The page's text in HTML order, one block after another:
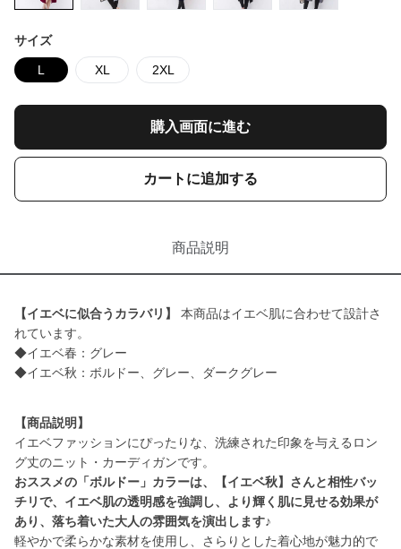
サイズ
L XL 2XL
購入画面に進む
カートに追加する
商品説明
【イエベに似合うカラバリ】
本商品はイエベ肌に合わせて設計さ
れています。
◆イエベ春：グレー
◆イエベ秋：ボルドー、グレー、ダークグレー
【商品説明】
イエベファッションにぴったりな、洗練された印象を与えるロン
おススメの「ボルドー」カラーは、【イエベ秋】さんと相性バッ
チリで、イエベ肌の透明感を強調し、より輝く肌に見せる効果が
あり、落ち着いた大人の雰囲気を演出します♪
軽やかで柔らかな素材を使用し、さらりとした着心地が魅力的で